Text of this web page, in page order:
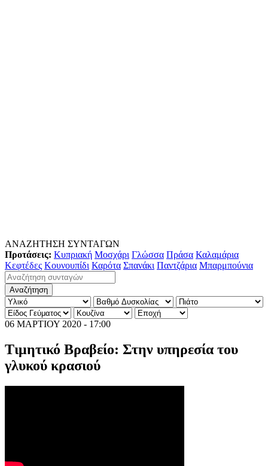
ΑΝΑΖΗΤΗΣΗ ΣΥΝΤΑΓΩΝ
Προτάσεις: Κυπριακή Μοσχάρι Γλώσσα Πράσα Καλαμάρια
Κεφτέδες Κουνουπίδι Καρότα Σπανάκι Παντζάρια Μπαρμπούνια
06 ΜΑΡΤΙΟΥ 2020 - 17:00
Τιμητικό Βραβείο: Στην υπηρεσία του
γλυκού κρασιού